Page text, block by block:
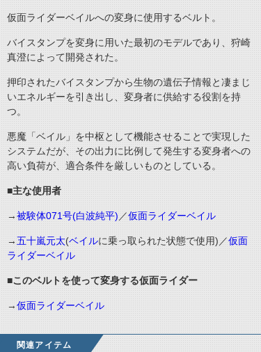
仮面ライダーベイルへの変身に使用するベルト。
バイスタンプを変身に用いた最初のモデルであり、狩崎
真澄によって開発された。
押印されたバイスタンプから生物の遺伝子情報と凄まじ
いエネルギーを引き出し、変身者に供給する役割を持
つ。
悪魔「ベイル」を中枢として機能させることで実現した
システムだが、その出力に比例して発生する変身者への
高い負荷が、適合条件を厳しいものとしている。
■主な使用者
→被験体071号(白波純平) ／仮面ライダーベイル
→五十嵐元太(ベイルに乗っ取られた状態で使用)／仮面
ライダーベイル
■このベルトを使って変身する仮面ライダー
→仮面ライダーベイル
関連アイテム